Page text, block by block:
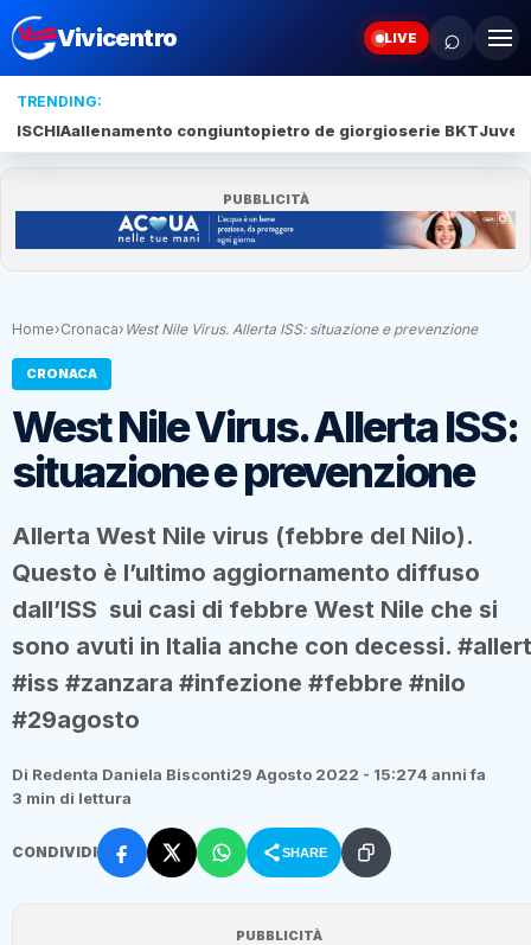
Vivicentro LIVE ⌕
TRENDING:
ISCHIAallenamento congiuntopietro de giorgioserie BKTJuve
PUBBLICITÀ
Home›Cronaca› West Nile Virus. Allerta ISS: situazione e prevenzione
CRONACA
West Nile Virus. Allerta ISS:
situazione e prevenzione
Allerta West Nile virus (febbre del Nilo).
Questo è l’ultimo aggiornamento diffuso
dall’ISS sui casi di febbre West Nile che si
sono avuti in Italia anche con decessi.
#iss #zanzara #infezione #febbre #nilo
#29agosto
Di Redenta Daniela Bisconti29 Agosto 2022 - 15:274 anni fa
3 min di lettura
CONDIVIDI SHARE
PUBBLICITÀ